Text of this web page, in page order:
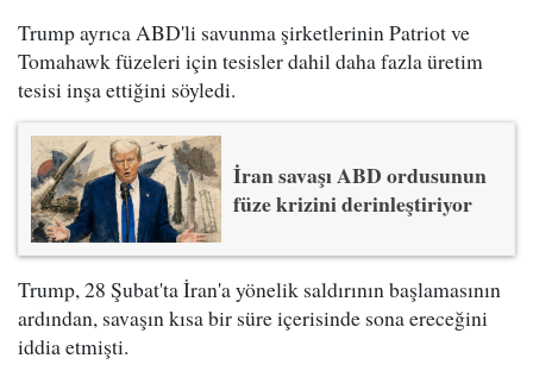
Trump ayrıca ABD'li savunma şirketlerinin Patriot ve
Tomahawk füzeleri için tesisler dahil daha fazla üretim
tesisi inşa ettiğini söyledi.
İran savaşı ABD ordusunun
füze krizini derinleştiriyor
Trump, 28 Şubat'ta İran'a yönelik saldırının başlamasının
ardından, savaşın kısa bir süre içerisinde sona ereceğini
iddia etmişti.